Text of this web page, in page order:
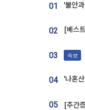
01
02
03 속보
04
05